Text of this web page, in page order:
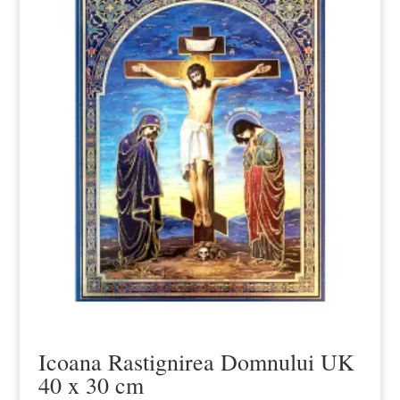
Icoana Rastignirea Domnului UK
40 x 30 cm